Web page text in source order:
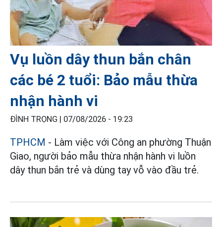
Vụ luồn dây thun bắn chân
các bé 2 tuổi: Bảo mẫu thừa
nhận hành vi
ĐÌNH TRỌNG | 07/08/2026 - 19:23
TPHCM - Làm việc với Công an phường Thuận
Giao, người bảo mẫu thừa nhận hành vi luồn
dây thun bắn trẻ và dùng tay vỗ vào đầu trẻ.